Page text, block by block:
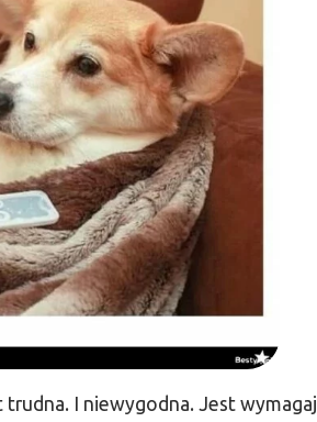
trudna. I niewygodna. Jest